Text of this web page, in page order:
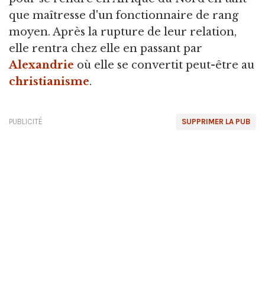
que maîtresse d'un fonctionnaire de rang
moyen. Après la rupture de leur relation,
elle rentra chez elle en passant par
Alexandrie où elle se convertit peut-être au
christianisme.
SUPPRIMER LA PUB
PUBLICITÉ